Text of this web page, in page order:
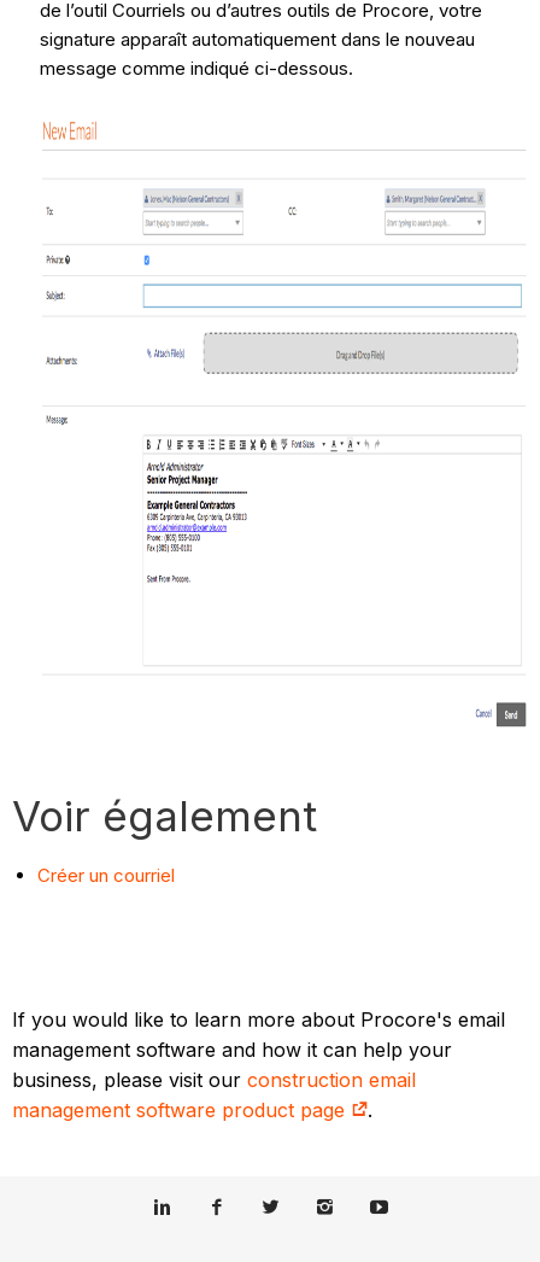
de l’outil Courriels ou d’autres outils de Procore, votre
signature apparaît automatiquement dans le nouveau
message comme indiqué ci-dessous.
Voir également
Créer un courriel
If you would like to learn more about Procore's email
management software and how it can help your
business, please visit ourconstruction email
management software product page
.